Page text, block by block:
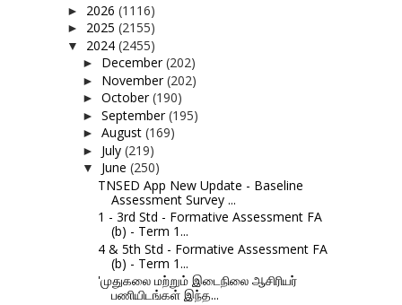
► 2026 (1116)
► 2025 (2155)
▼ 2024 (2455)
► December(202)
► November(202)
► October(190)
► September(195)
► August (169)
► July (219)
▼ June (250)
TNSED App New Update - Baseline
Assessment Survey ...
1 - 3rd Std - Formative Assessment FA
(b) - Term 1...
4 & 5th Std - Formative Assessment FA
(b) - Term 1...
'முதுகலை மற்றும் இடைநிலை ஆசிரியர்
பணியிடங்கள் இந்த...